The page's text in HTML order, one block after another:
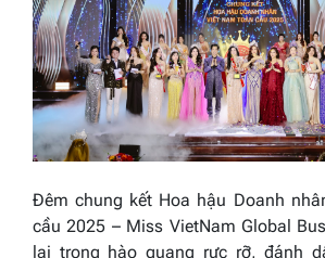
Đêm chung kết Hoa hậu Doanh
cầu 2025 – Miss VietNam Global
lại trong hào quang rực rỡ, đánh